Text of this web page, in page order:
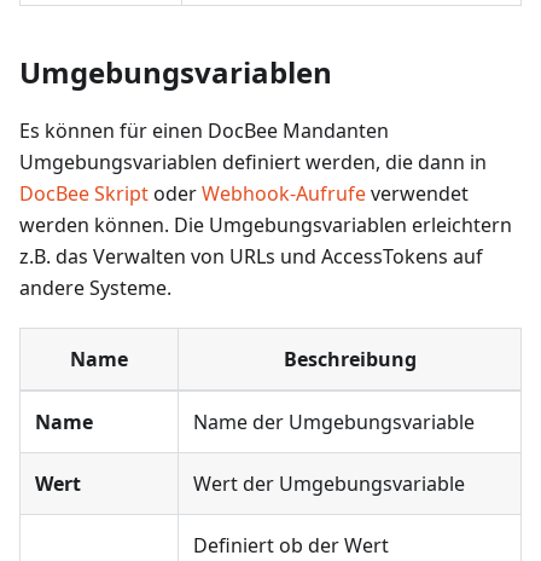
Umgebungsvariablen
Es können für einen DocBee Mandanten
Umgebungsvariablen definiert werden, die dann in
DocBee SkriptoderWebhook-Aufrufeverwendet
werden können. Die Umgebungsvariablen erleichtern
z.B. das Verwalten von URLs und AccessTokens auf
andere Systeme.
Name Beschreibung
Name Name der Umgebungsvariable
Wert Wert der Umgebungsvariable
Definiert ob der Wert